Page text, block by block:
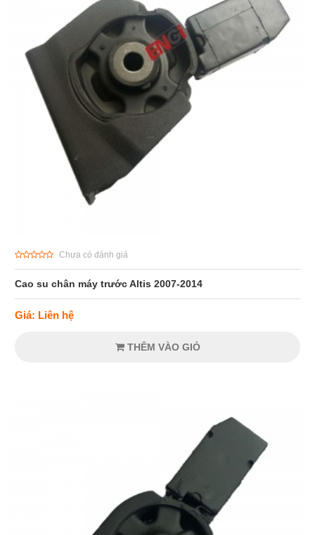
Chưa có đánh giá
Cao su chân máy trước Altis 2007-2014
Giá: Liên hệ
THÊM VÀO GIỎ